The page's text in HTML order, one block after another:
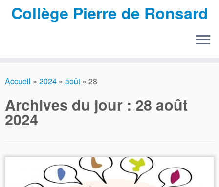
au
Collège Pierre de Ronsard
Accueil » 2024 » août » 28
Archives du jour : 28 août
2024